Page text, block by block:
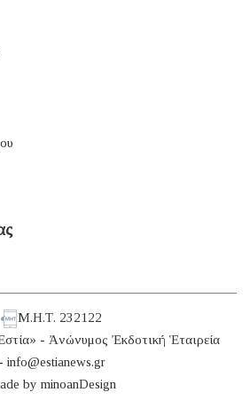
Μ.Η.Τ. 232122
- Ἀνώνυμος Ἐκδοτική Ἑταιρεία
- info@estianews.gr
by minoanDesign